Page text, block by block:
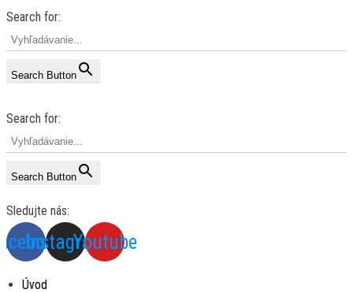
Search for:
Search Button
Search for:
Search Button
Sledujte nás:
InstagramYoutube
Úvod